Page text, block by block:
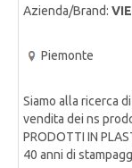
Azienda/Brand:
Piemonte
Siamo alla ricerca
vendita dei ns
PRODOTTI IN
40 anni di